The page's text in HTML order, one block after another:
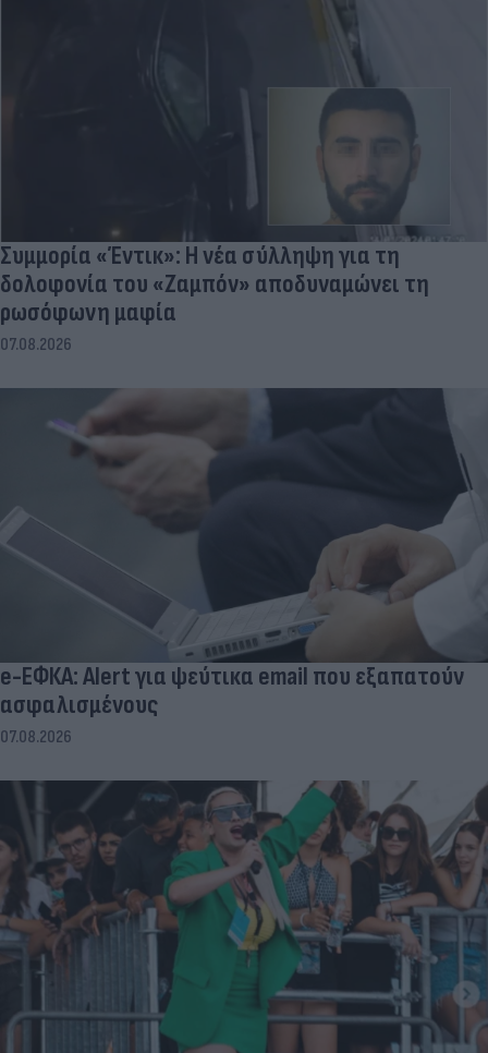
Συμμορία «Έντικ»: Η νέα σύλληψη για τη
δολοφονία του «Ζαμπόν» αποδυναμώνει τη
ρωσόφωνη μαφία
07.08.2026
e-ΕΦΚΑ: Alert για ψεύτικα email που εξαπατούν
ασφαλισμένους
07.08.2026